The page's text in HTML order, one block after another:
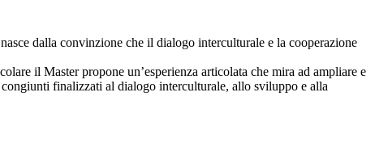
dalla convinzione che il dialogo interculturale e la cooperazione
il Master propone un’esperienza articolata che mira ad ampliare e
finalizzati al dialogo interculturale, allo sviluppo e alla